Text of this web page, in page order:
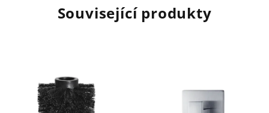
Související produkty